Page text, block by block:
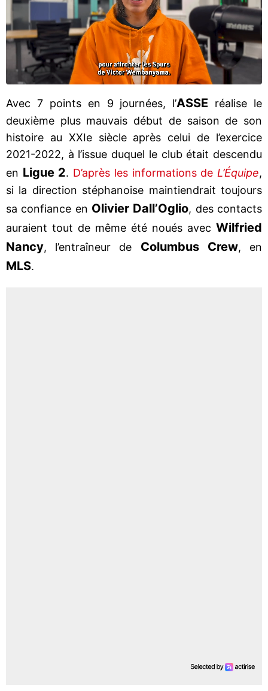
Avec 7 points en 9 journées, l’ASSE réalise le
deuxième plus mauvais début de saison de son
histoire au XXIe siècle après celui de l’exercice
2021-2022, à l’issue duquel le club était descendu
en Ligue 2. D’après les informations de L’Équipe,
si la direction stéphanoise maintiendrait toujours
sa confiance en Olivier Dall’Oglio, des contacts
auraient tout de même été noués avec Wilfried
Nancy, l’entraîneur de Columbus Crew, en
MLS.